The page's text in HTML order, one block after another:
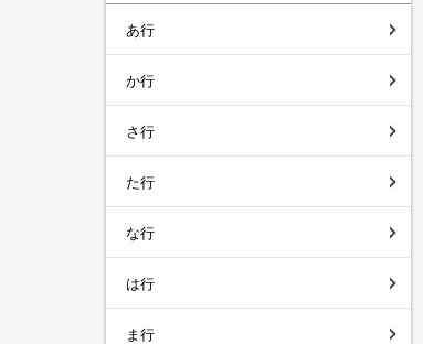
あ行
か行
さ行
た行
な行
は行
ま行